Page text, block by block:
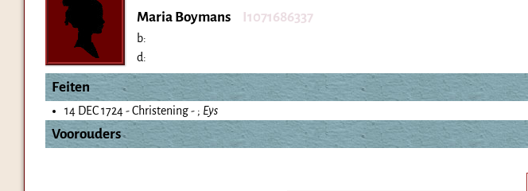
Maria Boymans I1071686337
b:
d:
Feiten
14 DEC 1724 - Christening - ; Eys
Voorouders